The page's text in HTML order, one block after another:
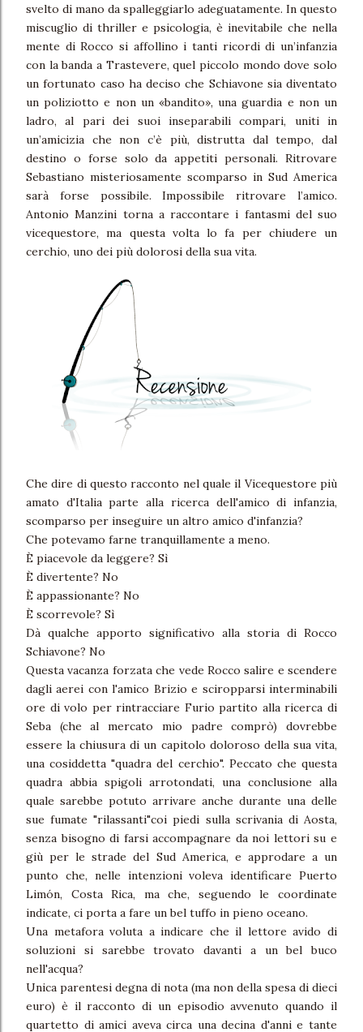
svelto di mano da spalleggiarlo adeguatamente. In questo
miscuglio di thriller e psicologia, è inevitabile che nella
mente di Rocco si affollino i tanti ricordi di un’infanzia
con la banda a Trastevere, quel piccolo mondo dove solo
un fortunato caso ha deciso che Schiavone sia diventato
un poliziotto e non un «bandito», una guardia e non un
ladro, al pari dei suoi inseparabili compari, uniti in
un’amicizia che non c’è più, distrutta dal tempo, dal
destino o forse solo da appetiti personali. Ritrovare
Sebastiano misteriosamente scomparso in Sud America
sarà forse possibile. Impossibile ritrovare l’amico.
Antonio Manzini torna a raccontare i fantasmi del suo
vicequestore, ma questa volta lo fa per chiudere un
cerchio, uno dei più dolorosi della sua vita.
Che dire di questo racconto nel quale il Vicequestore più
amato d'Italia parte alla ricerca dell'amico di infanzia,
scomparso per inseguire un altro amico d'infanzia?
Che potevamo farne tranquillamente a meno.
È piacevole da leggere? Sì
È divertente? No
È appassionante? No
È scorrevole? Sì
Dà qualche apporto significativo alla storia di Rocco
Schiavone? No
Questa vacanza forzata che vede Rocco salire e scendere
dagli aerei con l'amico Brizio e sciropparsi interminabili
ore di volo per rintracciare Furio partito alla ricerca di
Seba (che al mercato mio padre comprò) dovrebbe
essere la chiusura di un capitolo doloroso della sua vita,
una cosiddetta "quadra del cerchio". Peccato che questa
quadra abbia spigoli arrotondati, una conclusione alla
quale sarebbe potuto arrivare anche durante una delle
sue fumate "rilassanti"coi piedi sulla scrivania di Aosta,
senza bisogno di farsi accompagnare da noi lettori su e
giù per le strade del Sud America, e approdare a un
punto che, nelle intenzioni voleva identificare Puerto
Limón, Costa Rica, ma che, seguendo le coordinate
indicate, ci porta a fare un bel tuffo in pieno oceano.
Una metafora voluta a indicare che il lettore avido di
soluzioni si sarebbe trovato davanti a un bel buco
nell'acqua?
Unica parentesi degna di nota (ma non della spesa di dieci
euro) è il racconto di un episodio avvenuto quando il
quartetto di amici aveva circa una decina d'anni e tante